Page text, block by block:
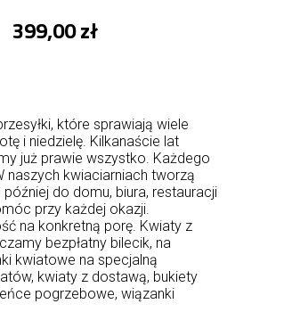
399,00 zł
które sprawiają wiele
i niedzielę. Kilkanaście lat
już prawie wszystko. Każdego
naszych kwiaciarniach tworzą
do domu, biura, restauracji
przy każdej okazji.
na konkretną porę. Kwiaty z
bezpłatny bilecik, na
kwiatowe na specjalną
kwiaty z dostawą, bukiety
pogrzebowe, wiązanki